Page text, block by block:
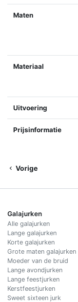
Maten
Materiaal
Uitvoering
Prijsinformatie
Vorige
Galajurken
Alle galajurken
Lange galajurken
Korte galajurken
Grote maten galajurken
Moeder van de bruid
Lange avondjurken
Lange feestjurken
Kerstfeestjurken
Sweet sixteen jurk